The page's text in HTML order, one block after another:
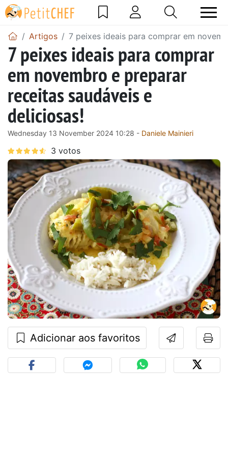
Artigos 7 peixes ideais para comprar em
7 peixes ideais para comprar
em novembro e preparar
receitas saudáveis e
deliciosas!
Wednesday 13 November 2024 10:28 - Daniele Mainieri
Adicionar aos favoritos